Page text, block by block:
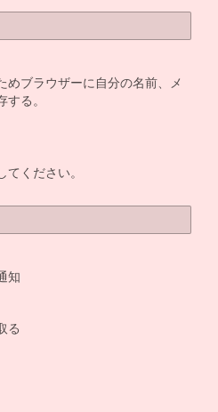
めブラウザーに自分の名前、メ
る。
ください。
知
る